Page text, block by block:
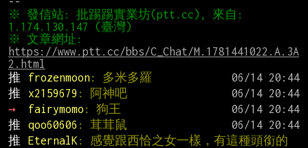
※ 發信站: 批踢踢實業坊(ptt.cc), 來自:
https://www.ptt.cc/bbs/C_Chat/M.1781441022.A.3A
2.html
推
frozenmoon: 多米多羅
推
x2159679 : 阿神吧
→
fairymomo : 狗王
推
qoo60606 : 茸茸鼠
推
EternalK : 感覺跟西恰之女一樣，有這種頭銜的